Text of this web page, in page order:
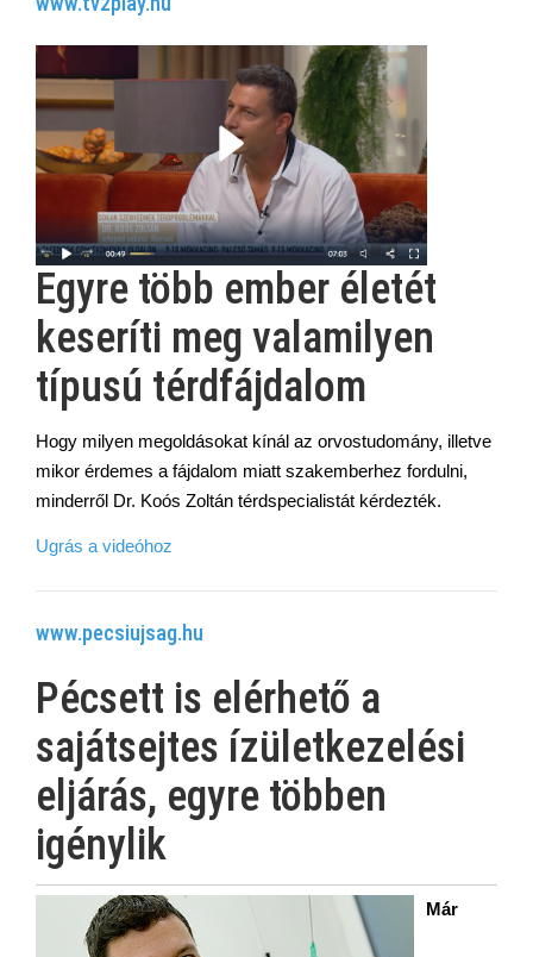
Egyre több ember életét
keseríti meg valamilyen
típusú térdfájdalom
Hogy milyen megoldásokat kínál az orvostudomány, illetve
mikor érdemes a fájdalom miatt szakemberhez fordulni,
minderről Dr. Koós Zoltán térdspecialistát kérdezték.
Ugrás a videóhoz
www.pecsiujsag.hu
Pécsett is elérhető a
sajátsejtes ízületkezelési
eljárás, egyre többen
igénylik
Már